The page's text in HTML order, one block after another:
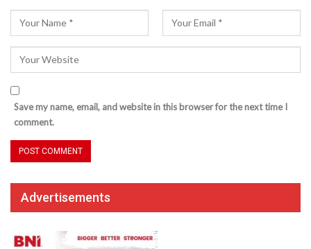
Save my name, email, and website in this browser for the next time I
comment.
Advertisements